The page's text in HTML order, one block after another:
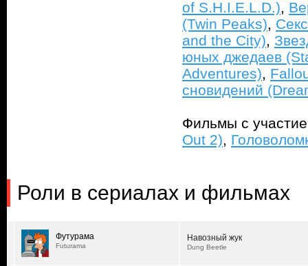
of S.H.I.E.L.D.),
(Twin Peaks),
and the City),
юных джедаев
Adventures),
сновидений
Фильмы с
Out 2),
Роли в сериалах и фильмах
Футурама
Futurama
Навозный жук
Dung Beetle